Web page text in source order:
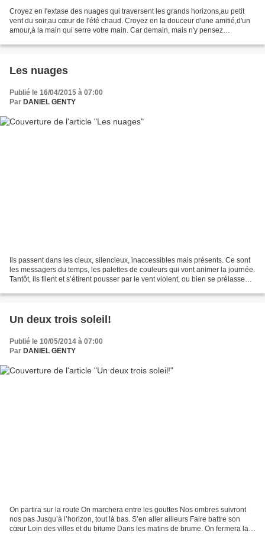
Croyez en l'extase des nuages qui traversent les grands horizons,au petit
vent du soir,au cœur de l'été chaud. Croyez en la douceur d'une amitié,d'un
amour,à la main qui serre votre main. Car demain, mais n'y pensez
Les nuages
Publié le 16/04/2015 à 07:00
Par DANIEL GENTY
Ils passent dans les cieux, silencieux, inaccessibles mais présents. Ce sont
les messagers du temps, les palettes de couleurs qui vont animer la journée.
Tantôt, ils filent et s’étirent pousser par le vent violent, ou bien se prélassent
Un deux trois soleil!
Publié le 10/05/2014 à 07:00
Par DANIEL GENTY
On partira sur la route On marchera entre les gouttes Nos ombres suivront
nos pas Jusqu’à l’horizon, tout là bas. S’en aller ailleurs Faire battre son
cœur Loin des villes et du bitume Dans les matins de brume. On fermera la